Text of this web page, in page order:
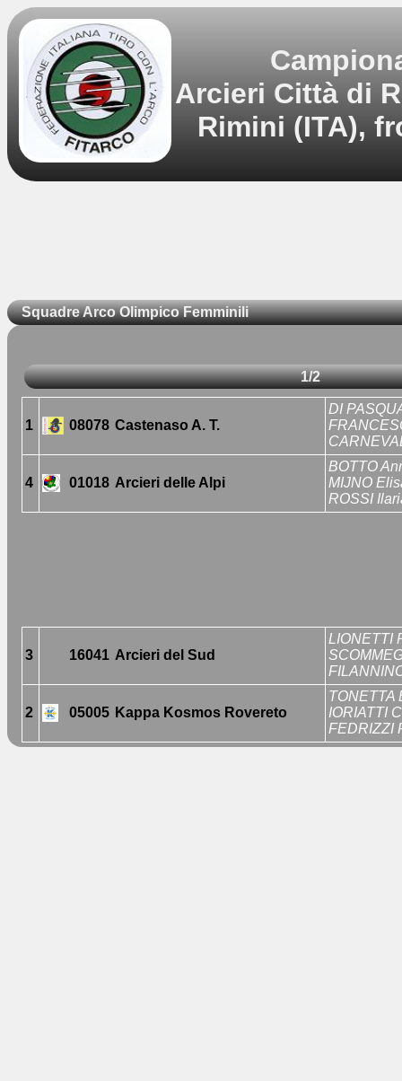
Arcieri Città di
Rimini (ITA),
Squadre Arco Olimpico Femminili
1/2
1 08078 Castenaso A. T.
DI
4 01018 Arcieri delle Alpi
BOTTO
MIJNO
ROSSI
3 16041 Arcieri del Sud
LIONETTI
2 05005 Kappa Kosmos Rovereto
TONETTA
IORIATTI
FEDRIZZI